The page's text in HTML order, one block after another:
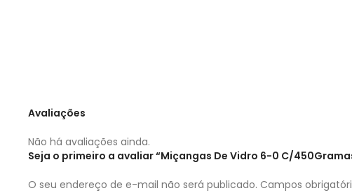
Avaliações
Não há avaliações ainda.
Seja o primeiro a avaliar “Miçangas De Vidro 6-0 C/
O seu endereço de e-mail não será publicado. Campos